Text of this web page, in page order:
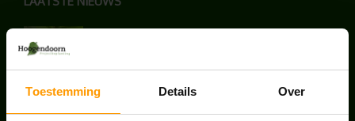
Toestemming Details Over
augustus 7, 2026
UNION HOUSE UTRECHT